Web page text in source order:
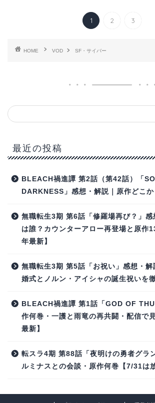
1 2 3
HOME VOD SF・サイバー
最近の投稿
BLEACH禍進譚 第2話（第42話）「
DARKNESS」感想・解説｜原作どこか
無職転生3期 第6話「修羅場再び？」感
は誰？カウンターアロー再登場と原作
年最新】
無職転生3期 第5話「お祝い」感想・解
婚式とノルン・アイシャの誕生祝いを
BLEACH禍進譚 第1話「GOD OF
作何巻・一護と雨竜の再共闘・配信で
最新】
転スラ4期 第88話「夜明けの勇者グラ
ルミナスとの会談・原作何巻【7/31は